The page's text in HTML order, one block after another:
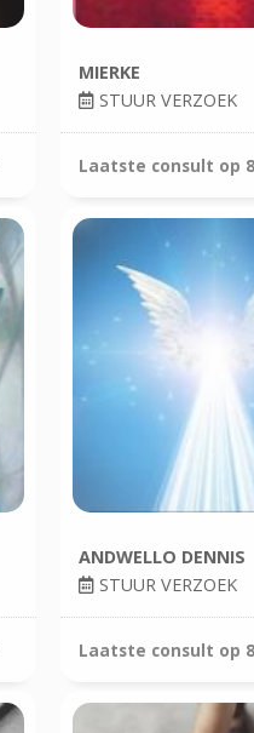
MIERKE
STUUR VERZOEK
Laatste consult op
ANDWELLO DENNIS
STUUR VERZOEK
Laatste consult op